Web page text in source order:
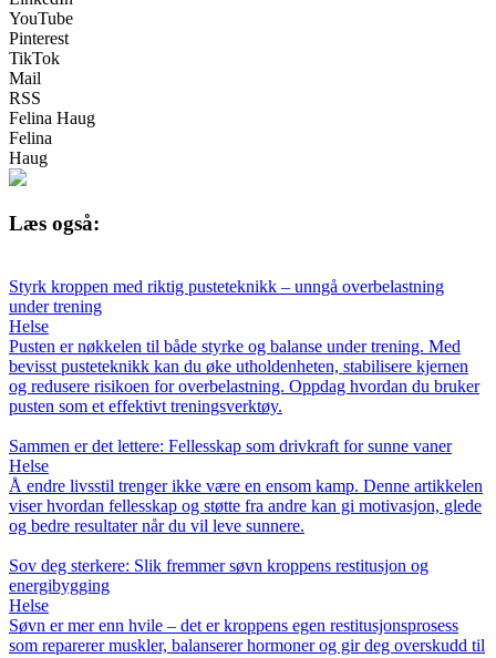
YouTube
Pinterest
TikTok
Mail
RSS
Felina Haug
Felina
Haug
Læs også:
Styrk kroppen med riktig pusteteknikk – unngå overbelastning
under trening
Helse
Pusten er nøkkelen til både styrke og balanse under trening. Med
bevisst pusteteknikk kan du øke utholdenheten, stabilisere kjernen
og redusere risikoen for overbelastning. Oppdag hvordan du bruker
pusten som et effektivt treningsverktøy.
Sammen er det lettere: Fellesskap som drivkraft for sunne vaner
Helse
Å endre livsstil trenger ikke være en ensom kamp. Denne artikkelen
viser hvordan fellesskap og støtte fra andre kan gi motivasjon, glede
og bedre resultater når du vil leve sunnere.
Sov deg sterkere: Slik fremmer søvn kroppens restitusjon og
energibygging
Helse
Søvn er mer enn hvile – det er kroppens egen restitusjonsprosess
som reparerer muskler, balanserer hormoner og gir deg overskudd til